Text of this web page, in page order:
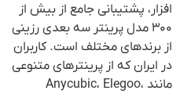
افزار، پشتیبانی جامع از بیش از
۳۰۰ مدل پرینتر سه بعدی رزینی
از برندهای مختلف است. کاربران
در ایران که از پرینترهای متنوعی
مانند Anycubic، Elegoo،